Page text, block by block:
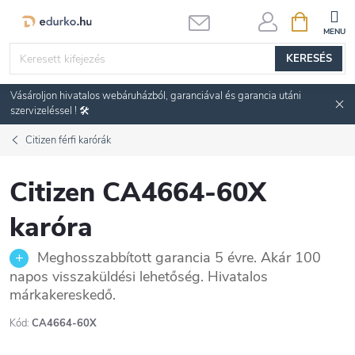
KERESÉS
KOSÁR
Vásároljon hivatalos webáruházból, garanciával és garancia utáni
szervizeléssel ! 🛠️
Citizen férfi karórák
Citizen CA4664-60X
karóra
Meghosszabbított garancia 5 évre. Akár 100
napos visszaküldési lehetőség. Hivatalos
márkakereskedő.
Kód: CA4664-60X